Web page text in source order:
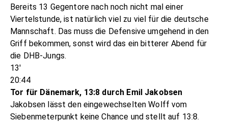
Bereits 13 Gegentore nach noch nicht mal einer
Viertelstunde, ist natürlich viel zu viel für die deutsche
Mannschaft. Das muss die Defensive umgehend in den
Griff bekommen, sonst wird das ein bitterer Abend für
die DHB-Jungs.
13'
20:44
Tor für Dänemark, 13:8 durch Emil Jakobsen
Jakobsen lässt den eingewechselten Wolff vom
Siebenmeterpunkt keine Chance und stellt auf 13:8.